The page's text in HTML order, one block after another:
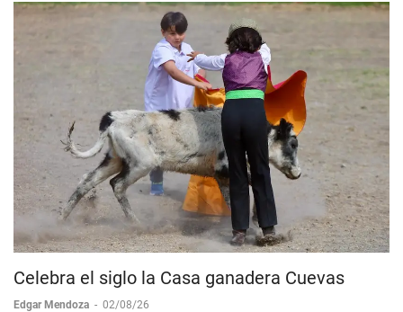
Celebra el siglo la Casa ganadera Cuevas
Edgar Mendoza - 02/08/26